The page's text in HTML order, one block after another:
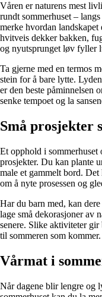
Våren er naturens mest
rundt sommerhuset –
merke hvordan
hvitveis dekker bakken,
og nyutsprunget løv fyller
Ta gjerne med en termos
stein for å bare lytte.
er den beste påminnelsen
senke tempoet og la
Små prosjekter
Et opphold i sommerhuset
prosjekter. Du kan plante
male et gammelt bord.
om å nyte prosessen og
Har du barn med, kan
lage små dekorasjoner av
senere. Slike aktiviteter
til sommeren som kommer.
Vårmat i
Når dagene blir lengre og